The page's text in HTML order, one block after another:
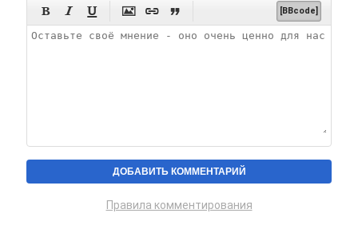
      [BBcode]
Правила комментирования